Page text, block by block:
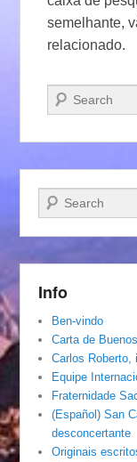
semelhante,
relacionado.
Pesquisar…
Pesquisar…
Info
Ben-vindo
Carta de
Carlos Roberto,
Equipe
Fraternidade
(Español) San
desconcertante
Originais